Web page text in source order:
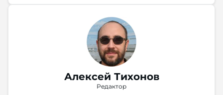
Алексей Тихонов
Редактор